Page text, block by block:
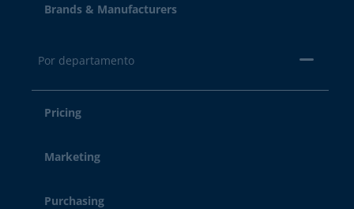
Brands & Manufacturers
Por departamento
Pricing
Marketing
Purchasing